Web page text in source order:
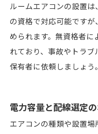
ルームエアコンの設置
の資格で対応可能です
められます。無資格者
れており、事故やトラ
保有者に依頼しましょう。
電力容量と配線選定
エアコンの種類や設置